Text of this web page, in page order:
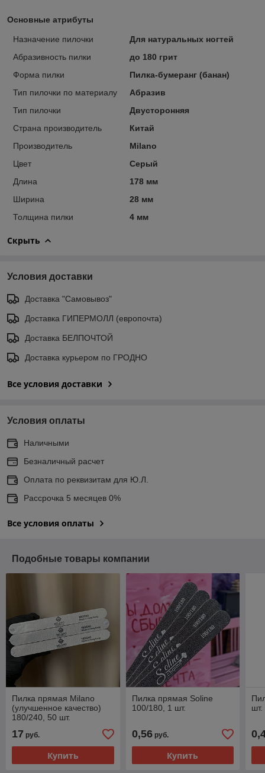
Основные атрибуты
Назначение пилочки
Для натуральных ногтей
Абразивность пилки
до 180 грит
Форма пилки
Пилка-бумеранг (банан)
Тип пилочки по материалу
Абразив
Тип пилочки
Двусторонняя
Страна производитель
Китай
Производитель
Milano
Цвет
Серый
Длина
178 мм
Ширина
28 мм
Толщина пилки
4 мм
Скрыть
Условия доставки
Доставка "Самовывоз"
Доставка ГИПЕРМОЛЛ (европочта)
Доставка БЕЛПОЧТОЙ
Доставка курьером по ГРОДНО
Все условия доставки
Условия оплаты
Наличными
Безналичный расчет
Оплата по реквизитам для Ю.Л.
Рассрочка 5 месяцев 0%
Все условия оплаты
Подобные товары компании
Пилка прямая Milano
(улучшенное качество)
180/240, 50 шт.
17 руб.
Купить
Пилка прямая Soline
100/180, 1 шт.
0,56руб.
Купить
шт.